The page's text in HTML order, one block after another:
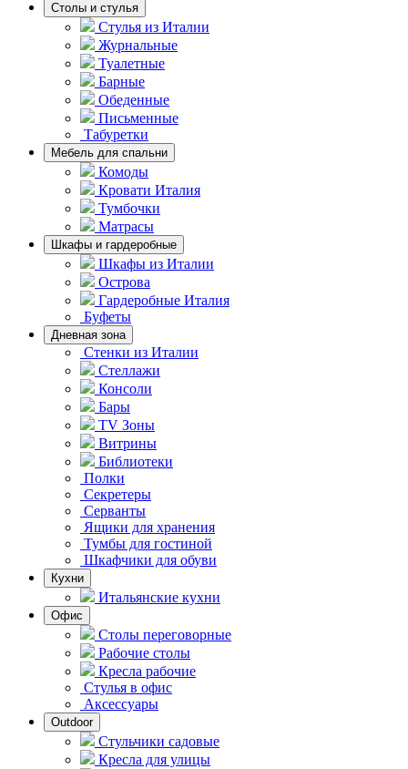
Столы и стулья
Стулья из Италии
Журнальные
Туалетные
Барные
Обеденные
Письменные
Табуретки
Мебель для спальни
Комоды
Кровати Италия
Тумбочки
Матрасы
Шкафы и гардеробные
Шкафы из Италии
Острова
Гардеробные Италия
Буфеты
Дневная зона
Стенки из Италии
Стеллажи
Консоли
Бары
TV Зоны
Витрины
Библиотеки
Полки
Секретеры
Серванты
Ящики для хранения
Тумбы для гостиной
Шкафчики для обуви
Кухни
Итальянские кухни
Офис
Столы переговорные
Рабочие столы
Кресла рабочие
Стулья в офис
Аксессуары
Outdoor
Стульчики садовые
Кресла для улицы